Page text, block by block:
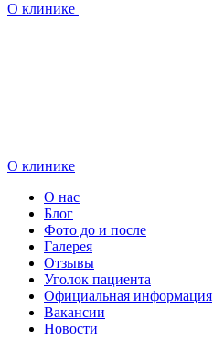
О клинике
О клинике
О нас
Блог
Фото до и после
Галерея
Отзывы
Уголок пациента
Официальная информация
Вакансии
Новости